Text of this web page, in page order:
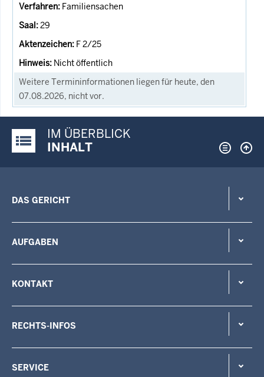
Familiensachen
29
F 2/25
Nicht öffentlich
Weitere Termininformationen liegen für heute, den
07.08.2026, nicht vor.
Justiz-Portal im Überblick:
IM ÜBERBLICK
INHALT
DAS GERICHT
AUFGABEN
KONTAKT
RECHTS-INFOS
SERVICE